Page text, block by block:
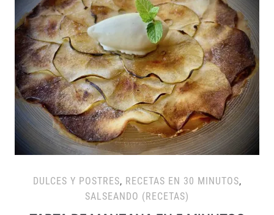
DULCES Y POSTRES, RECETAS EN 30 MINUTOS,
SALSEANDO (RECETAS)